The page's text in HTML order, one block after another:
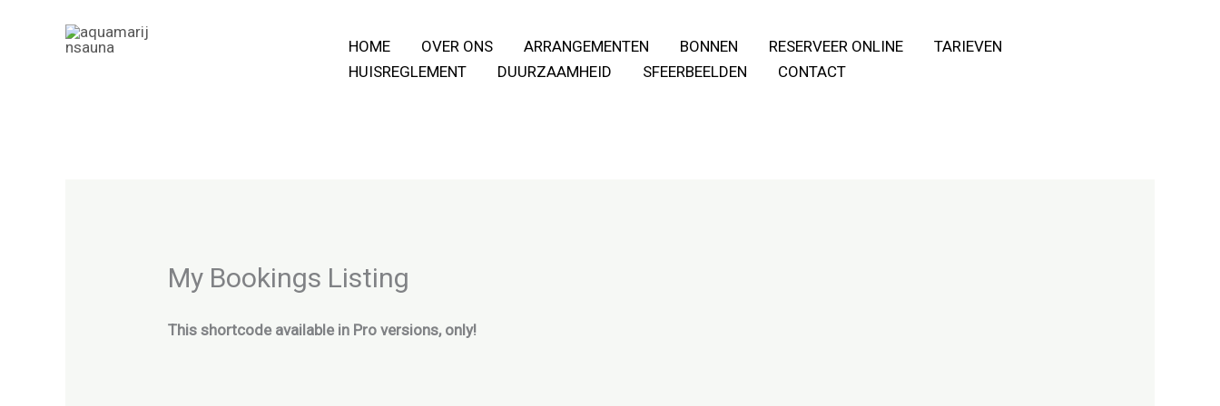
HOME OVER ONS ARRANGEMENTEN BONNEN RESERVEER ONLINE
TARIEVEN
HUISREGLEMENT
DUURZAAMHEID SFEERBEELDEN CONTACT
My Bookings Listing
This shortcode available in Pro versions, only!